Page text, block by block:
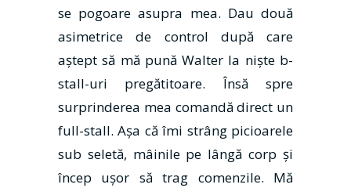
se pogoare asupra mea. Dau două
asimetrice de control după care
aştept să mă pună Walter la nişte b-
stall-uri pregătitoare. Însă spre
surprinderea mea comandă direct un
full-stall. Așa că îmi strâng picioarele
sub seletă, mâinile pe lângă corp şi
încep uşor să trag comenzile. Mă